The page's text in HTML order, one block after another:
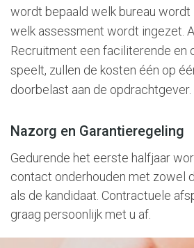
wordt bepaald welk bureau wordt
welk assessment wordt ingezet.
Recruitment een faciliterende en
speelt, zullen de kosten één op
doorbelast aan de opdrachtgever.
Nazorg en Garantieregeling
Gedurende het eerste halfjaar
contact onderhouden met zowel
als de kandidaat. Contractuele
graag persoonlijk met u af.